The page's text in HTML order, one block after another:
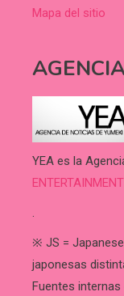
Mapa del sitio
YEA es la
.
※ JS =
japonesas
Fuentes